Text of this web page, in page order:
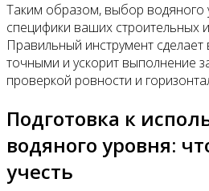
Таким образом, выбор водяного
специфики ваших строительных
Правильный инструмент
точными и ускорит выполнение
проверкой ровности и
Подготовка к
водяного уровня:
учесть